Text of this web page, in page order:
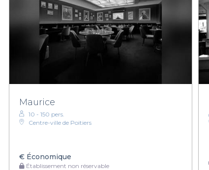
Maurice
10 - 150 pers.
Centre-ville de Poitiers
€ Économique
Établissement non réservable